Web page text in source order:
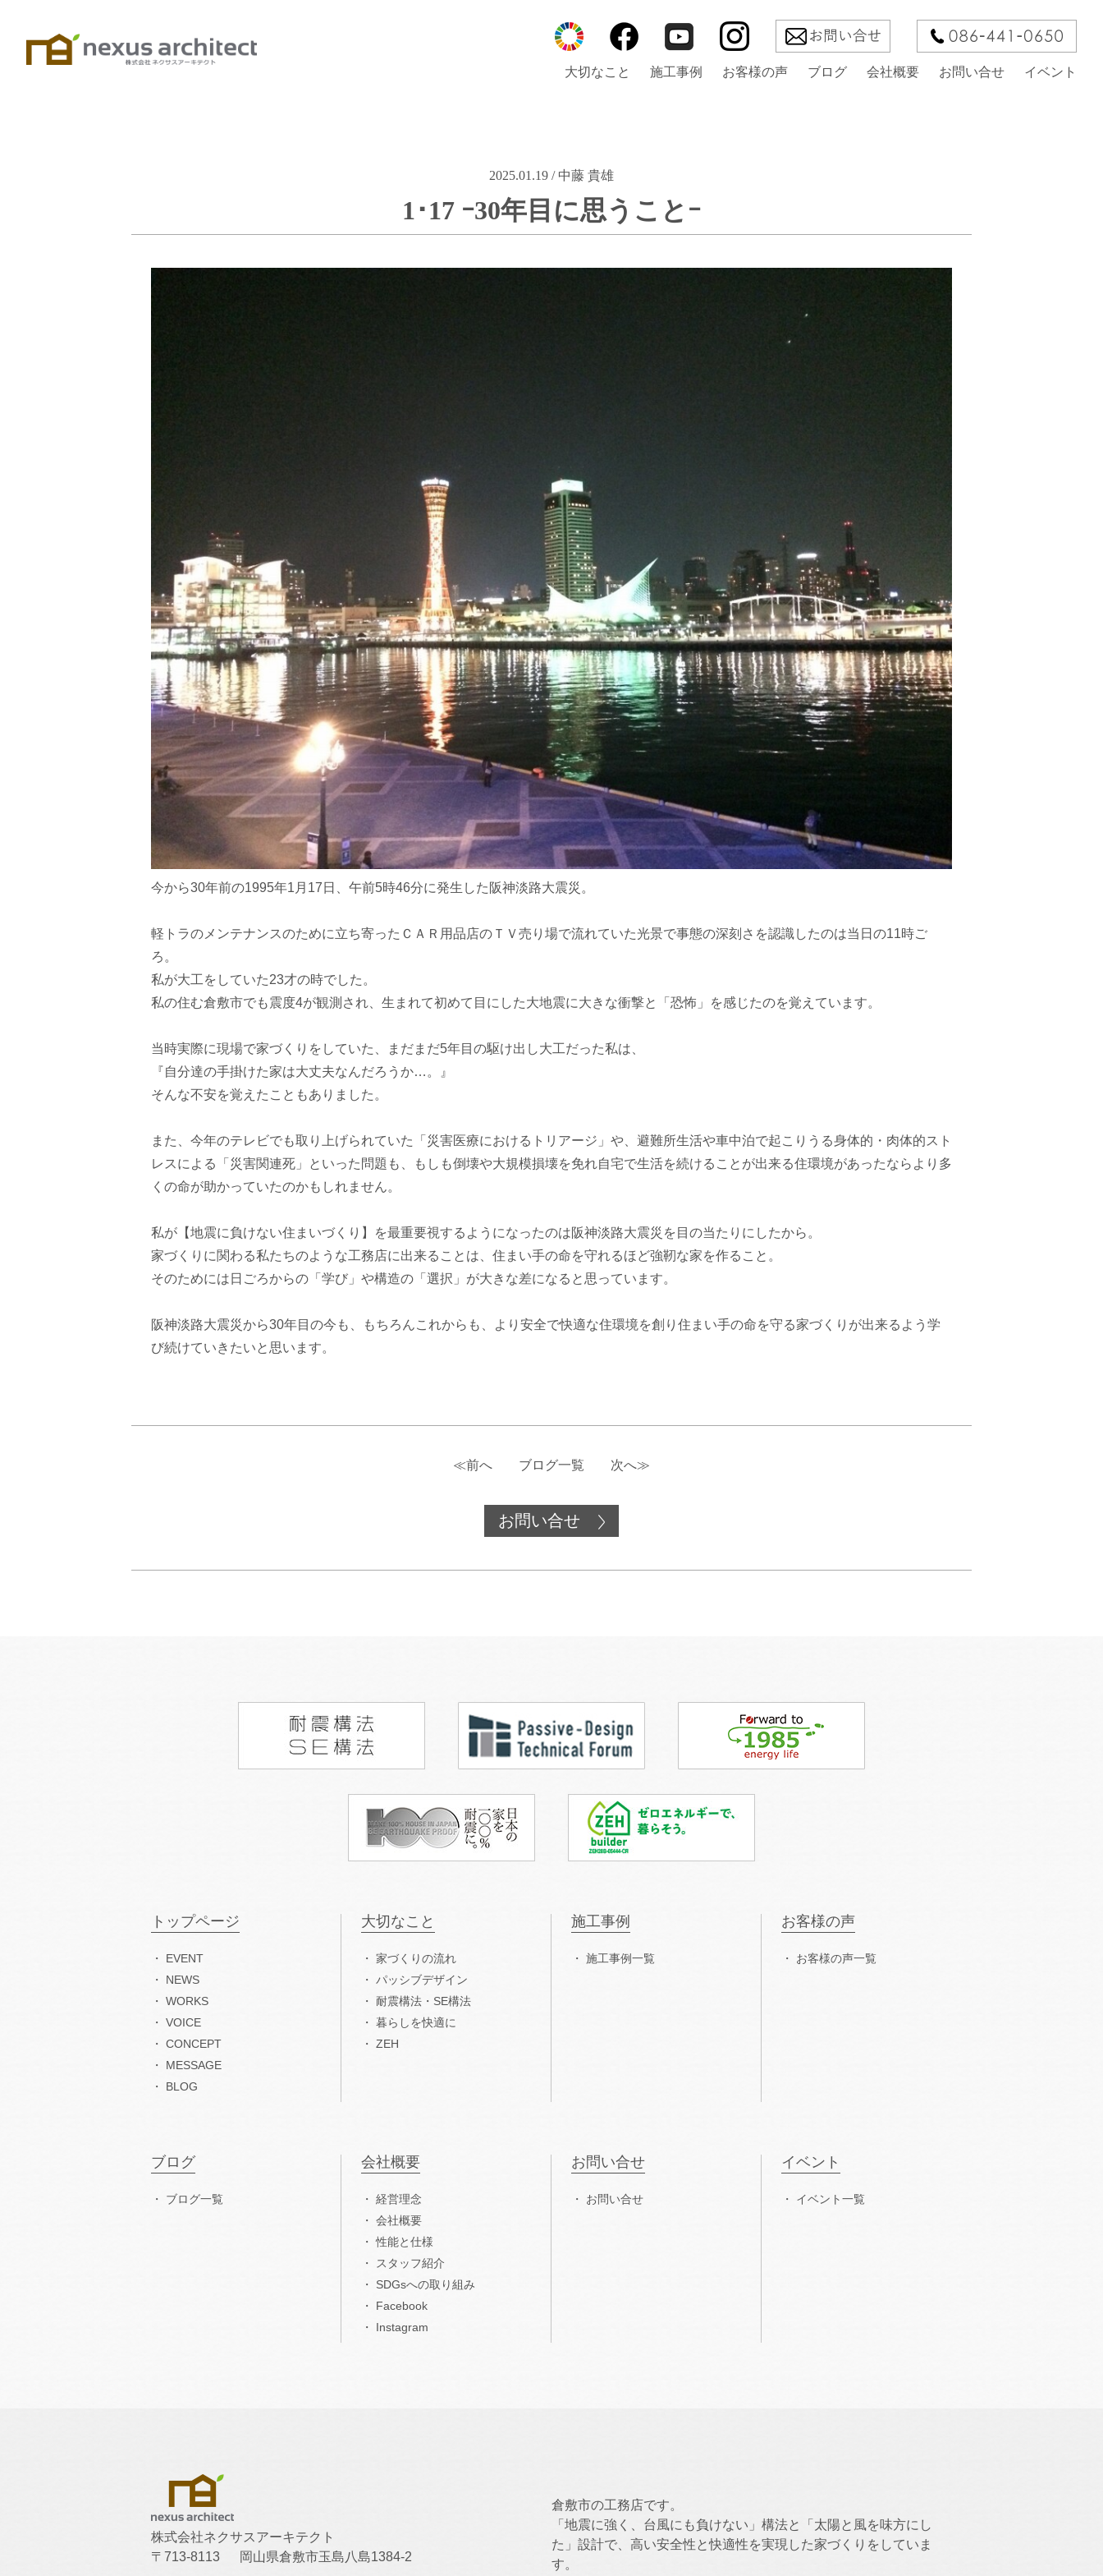
大切なこと 施工事例 お客様の声 ブログ 会社概要 お問い合せ イベント
2025.01.19 / 中藤 貴雄
1･17 ｰ30年目に思うことｰ
今から30年前の1995年1月17日、午前5時46分に発生した阪神淡路大震災。
軽トラのメンテナンスのために立ち寄ったＣＡＲ用品店のＴＶ売り場で流れていた光景で事態の深刻さを認識したのは当日の11時ご
ろ。
私が大工をしていた23才の時でした。
私の住む倉敷市でも震度4が観測され、生まれて初めて目にした大地震に大きな衝撃と「恐怖」を感じたのを覚えています。
当時実際に現場で家づくりをしていた、まだまだ5年目の駆け出し大工だった私は、
『自分達の手掛けた家は大丈夫なんだろうか…。』
そんな不安を覚えたこともありました。
また、今年のテレビでも取り上げられていた「災害医療におけるトリアージ」や、避難所生活や車中泊で起こりうる身体的・肉体的スト
レスによる「災害関連死」といった問題も、もしも倒壊や大規模損壊を免れ自宅で生活を続けることが出来る住環境があったならより多
くの命が助かっていたのかもしれません。
私が【地震に負けない住まいづくり】を最重要視するようになったのは阪神淡路大震災を目の当たりにしたから。
家づくりに関わる私たちのような工務店に出来ることは、住まい手の命を守れるほど強靭な家を作ること。
そのためには日ごろからの「学び」や構造の「選択」が大きな差になると思っています。
阪神淡路大震災から30年目の今も、もちろんこれからも、より安全で快適な住環境を創り住まい手の命を守る家づくりが出来るよう学
び続けていきたいと思います。
≪前へ ブログ一覧 次へ≫
お問い合せ
トップページ
EVENT
NEWS
WORKS
VOICE
CONCEPT
MESSAGE
BLOG
大切なこと
家づくりの流れ
パッシブデザイン
耐震構法・SE構法
暮らしを快適に
ZEH
施工事例
施工事例一覧
お客様の声
お客様の声一覧
ブログ
ブログ一覧
会社概要
経営理念
会社概要
性能と仕様
スタッフ紹介
SDGsへの取り組み
Facebook
Instagram
お問い合せ
お問い合せ
イベント
イベント一覧
株式会社ネクサスアーキテクト
〒713-8113
岡山県倉敷市玉島八島1384-2
倉敷市の工務店です。
「地震に強く、台風にも負けない」構法と「太陽と風を味方にし
た」設計で、高い安全性と快適性を実現した家づくりをしていま
す。